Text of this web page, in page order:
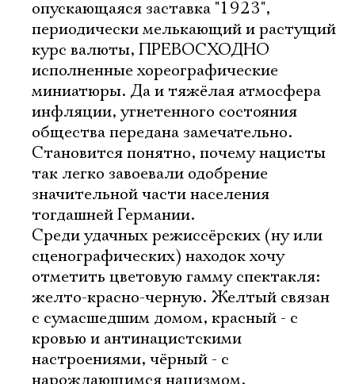
опускающаяся заставка "1923",
периодически мелькающий и растущий
курс валюты, ПРЕВОСХОДНО
исполненные хореографические
миниатюры. Да и тяжёлая атмосфера
инфляции, угнетенного состояния
общества передана замечательно.
Становится понятно, почему нацисты
так легко завоевали одобрение
значительной части населения
тогдашней Германии.
Среди удачных режиссёрских (ну или
сценографических) находок хочу
отметить цветовую гамму спектакля:
желто-красно-черную. Желтый связан
с сумасшедшим домом, красный - с
кровью и антинацистскими
настроениями, чёрный - с
Электропочта
Имя
Ознакомиться